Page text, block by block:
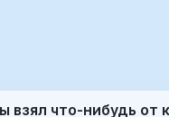
взял что-нибудь от